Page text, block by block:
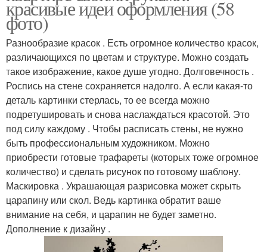
красивые идеи оформления (58
фото)
Разнообразие красок . Есть огромное количество красок,
различающихся по цветам и структуре. Можно создать
такое изображение, какое душе угодно. Долговечность .
Роспись на стене сохраняется надолго. А если какая-то
деталь картинки стерлась, то ее всегда можно
подретушировать и снова наслаждаться красотой. Это
под силу каждому . Чтобы расписать стены, не нужно
быть профессиональным художником. Можно
приобрести готовые трафареты (которых тоже огромное
количество) и сделать рисунок по готовому шаблону.
Маскировка . Украшающая разрисовка может скрыть
царапину или скол. Ведь картинка обратит ваше
внимание на себя, и царапин не будет заметно.
Дополнение к дизайну .